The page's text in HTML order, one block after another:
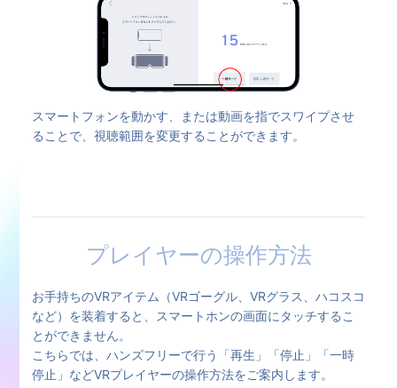
スマートフォンを動かす、または動画を指でスワイプさせ
ることで、視聴範囲を変更することができます。
プレイヤーの操作方法
お手持ちのVRアイテム（VRゴーグル、VRグラス、ハコスコ
など）を装着すると、スマートホンの画面にタッチするこ
とができません。
こちらでは、ハンズフリーで行う「再生」「停止」「一時
停止」などVRプレイヤーの操作方法をご案内します。